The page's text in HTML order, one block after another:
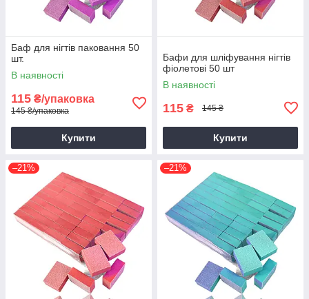
Баф для нігтів паковання 50
шт.
В наявності
115 ₴/упаковка
145 ₴/упаковка
Купити
Бафи для шліфування нігтів
фіолетові 50 шт
В наявності
115 ₴ 145 ₴
Купити
–21% –21%